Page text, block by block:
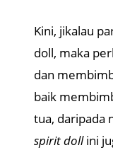
Kini, jikalau
doll, maka
dan
baik
tua, daripada
spirit dollini